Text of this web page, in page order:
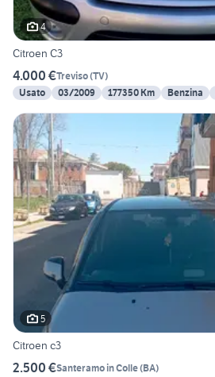
4
Citroen C3
4.000 €Treviso(TV)
Usato
03/2009 177350 Km Benzina
5
Citroen c3
2.500 €Santeramo in Colle(BA)